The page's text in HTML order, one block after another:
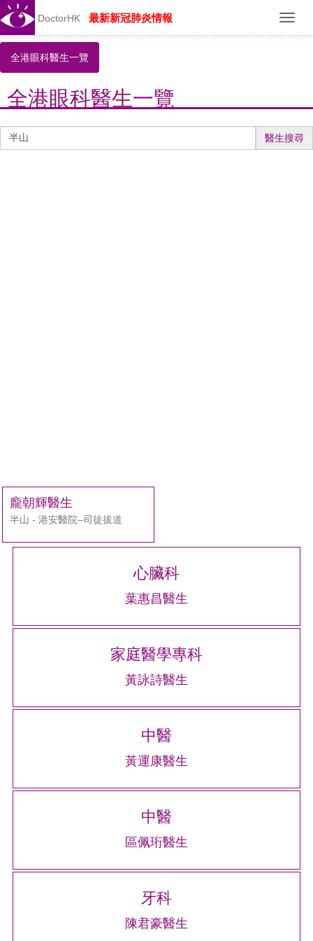
DoctorHK 最新新冠肺炎情報
全港眼科醫生一覽
全港眼科醫生一覽
生
醫生搜尋
龐朝輝醫生
半山 - 港安醫院–司徒拔道
心臟科
葉惠昌醫生
家庭醫學專科
黃詠詩醫生
中醫
黃運康醫生
中醫
區佩珩醫生
牙科
陳君豪醫生